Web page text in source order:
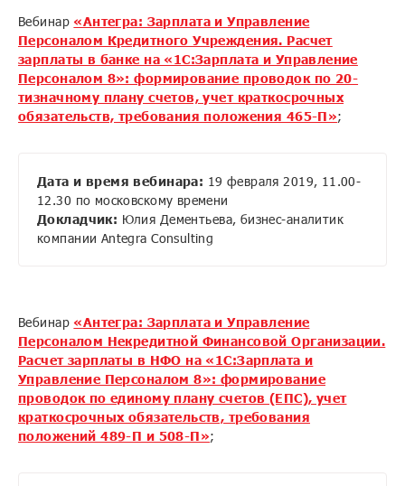
Вебинар«Антегра: Зарплата и Управление
Персоналом Кредитного Учреждения. Расчет
зарплаты в банке на «1С:Зарплата и Управление
Персоналом 8»: формирование проводок по 20-
тизначному плану счетов, учет краткосрочных
обязательств, требования положения 465-П»;
Дата и время вебинара: 19 февраля 2019, 11.00-
12.30 по московскому времени
Докладчик: Юлия Дементьева, бизнес-аналитик
компании Antegra Consulting
Вебинар«Антегра: Зарплата и Управление
Персоналом Некредитной Финансовой Организации.
Расчет зарплаты в НФО на «1С:Зарплата и
Управление Персоналом 8»: формирование
проводок по единому плану счетов (ЕПС), учет
краткосрочных обязательств, требования
положений 489-П и 508-П»;